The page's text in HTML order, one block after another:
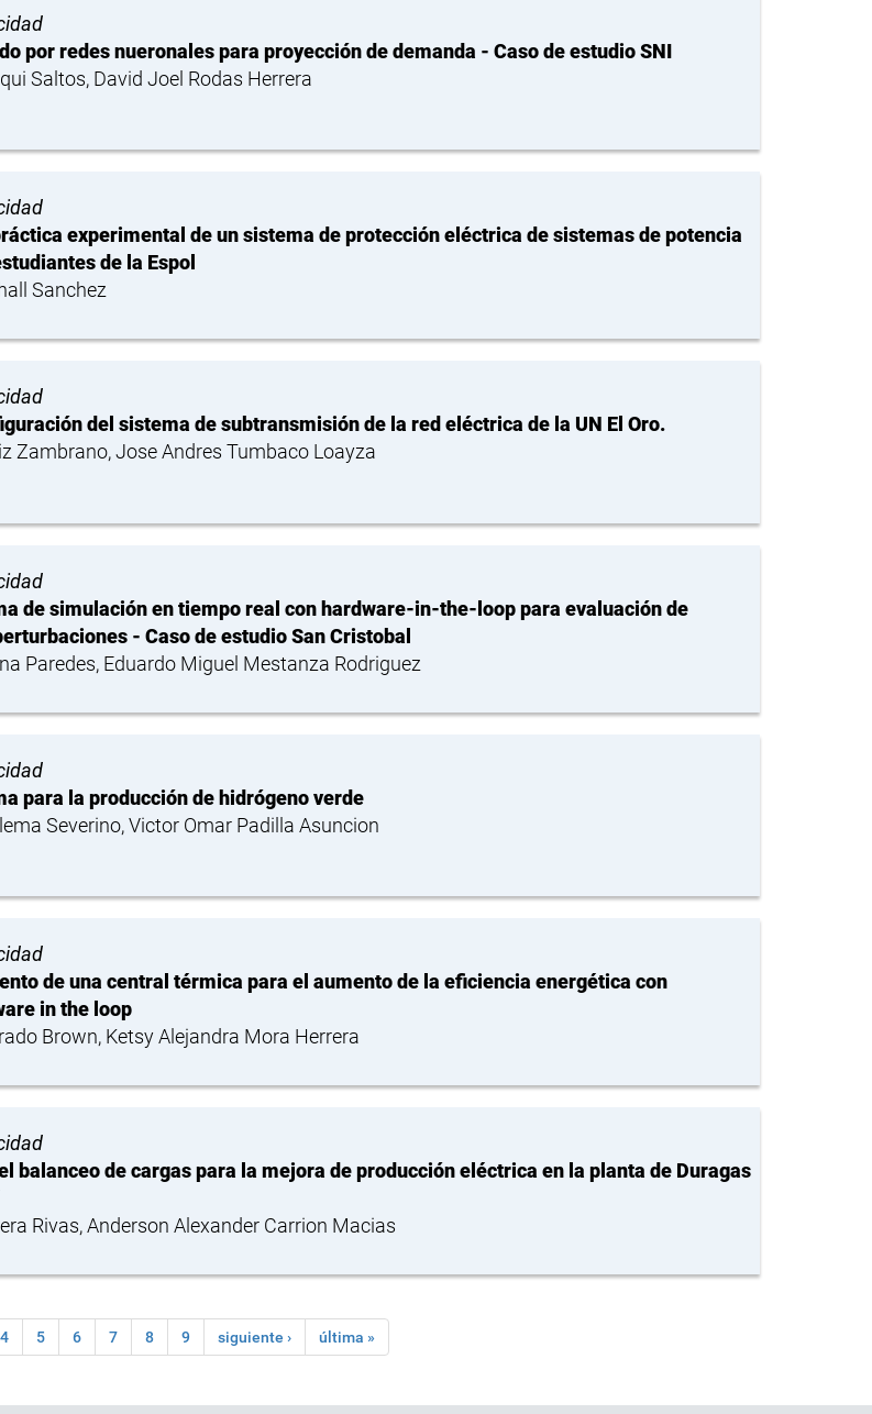
por redes nueronales para proyección de demanda - Caso de estudio SNI
Saltos, David Joel Rodas Herrera
experimental de un sistema de protección eléctrica de sistemas de potencia
de la Espol
Sanchez
del sistema de subtransmisión de la red eléctrica de la UN El Oro.
Zambrano, Jose Andres Tumbaco Loayza
de simulación en tiempo real con hardware-in-the-loop para evaluación de
- Caso de estudio San Cristobal
Paredes, Eduardo Miguel Mestanza Rodriguez
para la producción de hidrógeno verde
Severino, Victor Omar Padilla Asuncion
de una central térmica para el aumento de la eficiencia energética con
in the loop
Brown, Ketsy Alejandra Mora Herrera
balanceo de cargas para la mejora de producción eléctrica en la planta de Duragas
Rivas, Anderson Alexander Carrion Macias
4 5 6 7 8 9 siguiente › última »